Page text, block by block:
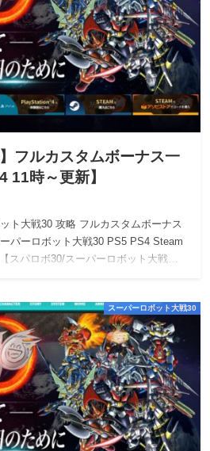
フルカスタムボーナス一
11時～更新】
ト大戦30 攻略 フルカスタムボーナス
パーロボット大戦30 PS5 PS4 Steam
スパロボ30/スーパーロボット大戦…
スーパーロボット大戦30